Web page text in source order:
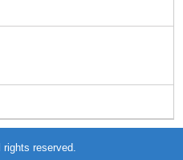
reserved.